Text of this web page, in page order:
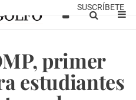
SUSCRÍBETE
primer
estudiantes